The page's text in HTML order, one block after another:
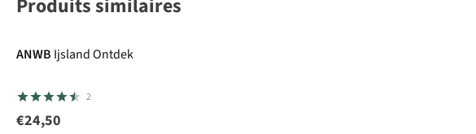
Produits similaires
ANWB Ijsland Ontdek
2
€24,50